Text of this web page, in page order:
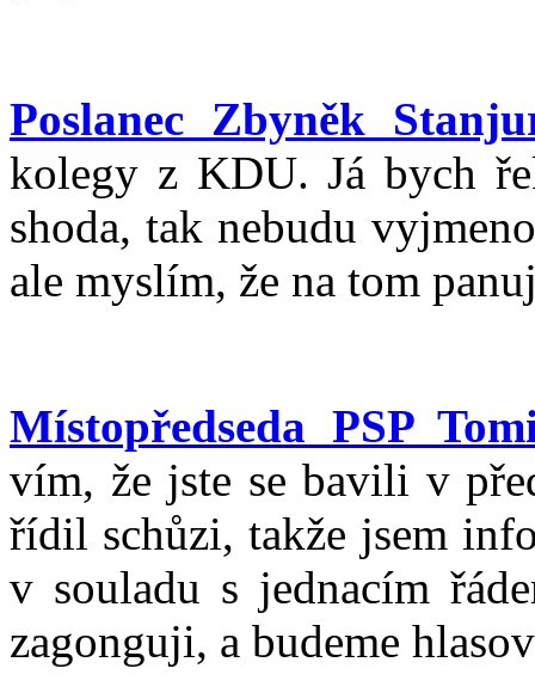
Poslanec Zbyněk
kolegy z KDU. Já bych
shoda, tak nebudu
ale myslím, že na tom
Místopředseda PSP
vím, že jste se bavili v
řídil schůzi, takže jsem
v souladu s jednacím
zagonguji, a budeme